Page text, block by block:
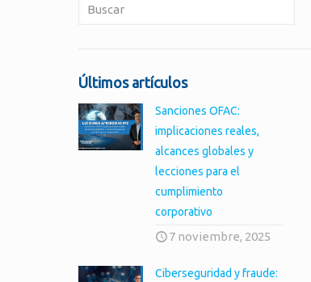
Últimos artículos
Sanciones OFAC:
implicaciones reales,
alcances globales y
lecciones para el
cumplimiento
corporativo
7 noviembre, 2025
Ciberseguridad y fraude: